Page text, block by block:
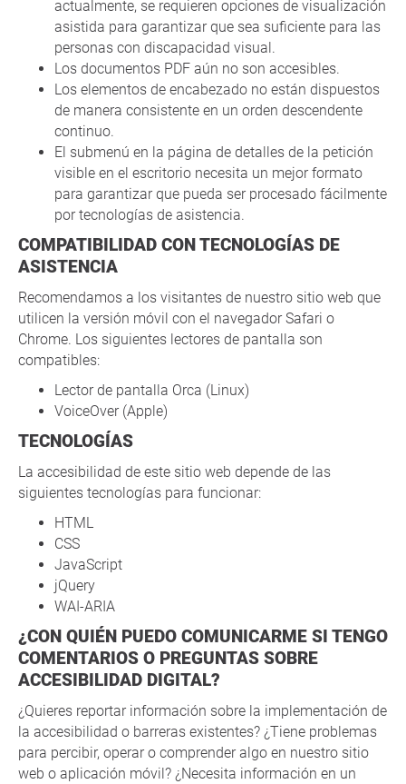
actualmente, se requieren opciones de visualización
asistida para garantizar que sea suficiente para las
personas con discapacidad visual.
Los documentos PDF aún no son accesibles.
Los elementos de encabezado no están dispuestos
de manera consistente en un orden descendente
continuo.
El submenú en la página de detalles de la petición
visible en el escritorio necesita un mejor formato
para garantizar que pueda ser procesado fácilmente
por tecnologías de asistencia.
COMPATIBILIDAD CON TECNOLOGÍAS DE
ASISTENCIA
Recomendamos a los visitantes de nuestro sitio web que
utilicen la versión móvil con el navegador Safari o
Chrome. Los siguientes lectores de pantalla son
compatibles:
Lector de pantalla Orca (Linux)
VoiceOver (Apple)
TECNOLOGÍAS
La accesibilidad de este sitio web depende de las
siguientes tecnologías para funcionar:
HTML
CSS
JavaScript
jQuery
WAI-ARIA
¿CON QUIÉN PUEDO COMUNICARME SI TENGO
COMENTARIOS O PREGUNTAS SOBRE
ACCESIBILIDAD DIGITAL?
¿Quieres reportar información sobre la implementación de
la accesibilidad o barreras existentes? ¿Tiene problemas
para percibir, operar o comprender algo en nuestro sitio
web o aplicación móvil? ¿Necesita información en un